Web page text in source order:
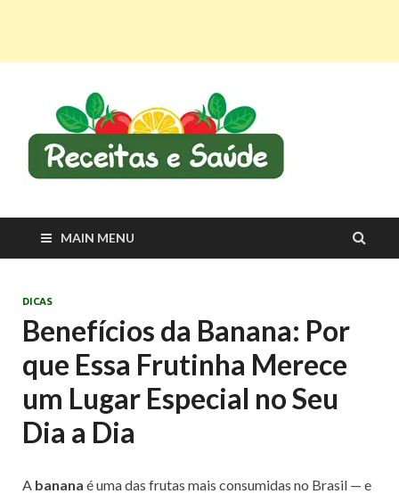
MAIN MENU
DICAS
Benefícios da Banana: Por
que Essa Frutinha Merece
um Lugar Especial no Seu
Dia a Dia
A banana é uma das frutas mais consumidas no Brasil — e